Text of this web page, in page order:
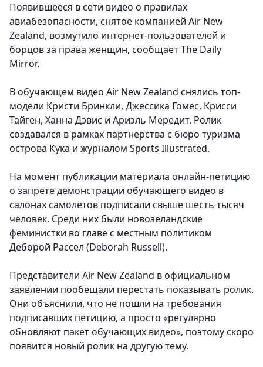
Появившееся в сети видео о правилах
авиабезопасности, снятое компанией Air New
Zealand, возмутило интернет-пользователей и
борцов за права женщин, сообщает The Daily
Mirror.
В обучающем видео Air New Zealand снялись топ-
модели Кристи Бринкли, Джессика Гомес, Крисси
Тайген, Ханна Дэвис и Ариэль Мередит. Ролик
создавался в рамках партнерства с бюро туризма
острова Кука и журналом Sports Illustrated.
На момент публикации материала онлайн-петицию
о запрете демонстрации обучающего видео в
салонах самолетов подписали свыше шесть тысяч
человек. Среди них были новозеландские
феминистки во главе с местным политиком
Деборой Рассел (Deborah Russell).
Представители Air New Zealand в официальном
заявлении пообещали перестать показывать ролик.
Они объяснили, что не пошли на требования
подписавших петицию, а просто «регулярно
обновляют пакет обучающих видео», поэтому скоро
появится новый ролик на другую тему.